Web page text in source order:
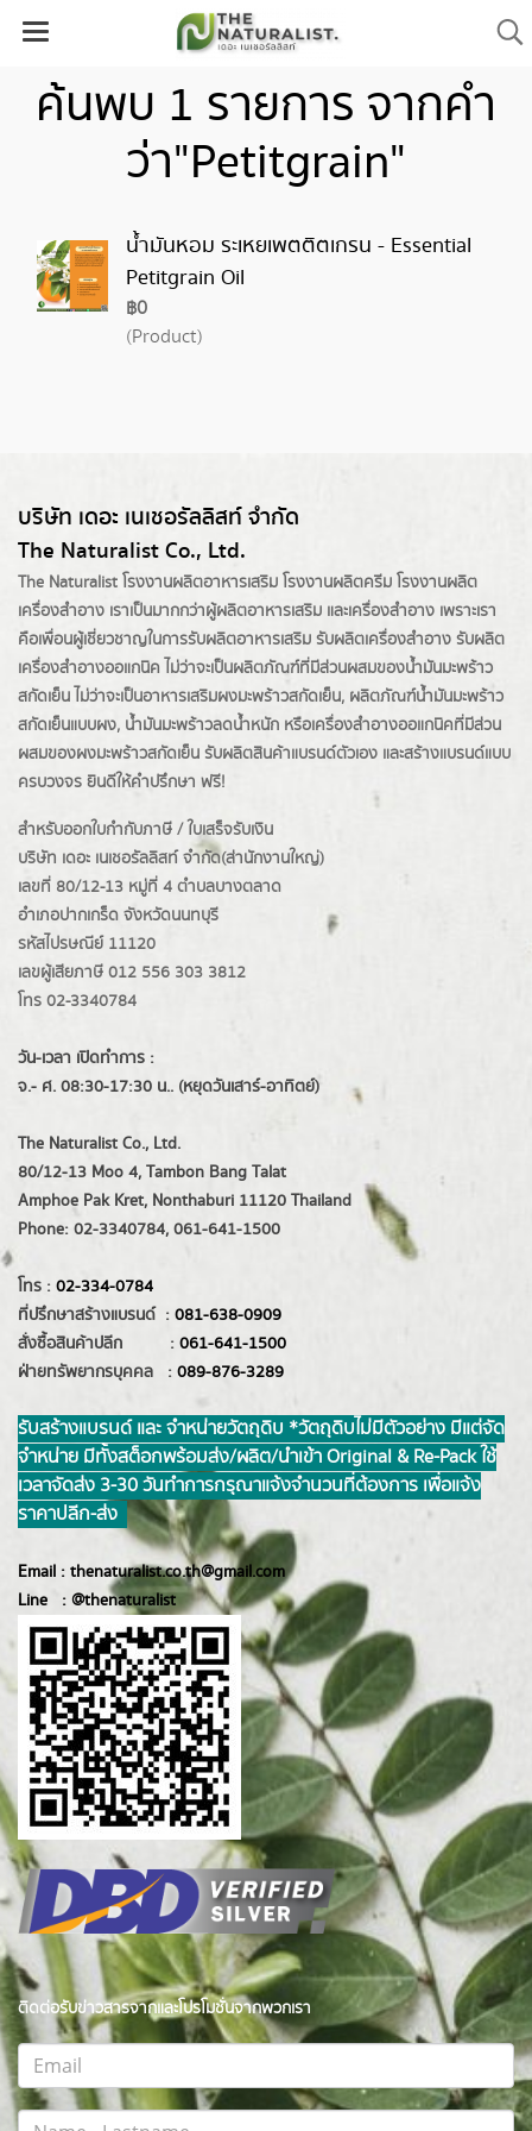
ค้นพบ 1 รายการ จากคำ
ว่า"Petitgrain"
น้ำมันหอม ระเหยเพตติตเกรน - Essential
Petitgrain Oil
฿0
(Product)
บริษัท เดอะ เนเชอรัลลิสท์ จำกัด
The Naturalist Co., Ltd.
The Naturalist โรงงานผลิตอาหารเสริม โรงงานผลิตครีม โรงงานผลิต
เครื่องสำอาง เราเป็นมากกว่าผู้ผลิตอาหารเสริม และเครื่องสำอาง เพราะเรา
คือเพื่อนผู้เชี่ยวชาญในการรับผลิตอาหารเสริม รับผลิตเครื่องสำอาง รับผลิต
เครื่องสำอางออแกนิค ไม่ว่าจะเป็นผลิตภัณฑ์ที่มีส่วนผสมของน้ำมันมะพร้าว
สกัดเย็น ไม่ว่าจะเป็นอาหารเสริมผงมะพร้าวสกัดเย็น, ผลิตภัณฑ์น้ำมันมะพร้าว
สกัดเย็นแบบผง, น้ำมันมะพร้าวลดน้ำหนัก หรือเครื่องสำอางออแกนิคที่มีส่วน
ผสมของผงมะพร้าวสกัดเย็น รับผลิตสินค้าแบรนด์ตัวเอง และสร้างแบรนด์แบบ
ครบวงจร ยินดีให้คำปรึกษา ฟรี!
สำหรับออกใบกำกับภาษี / ใบเสร็จรับเงิน
บริษัท เดอะ เนเชอรัลลิสท์ จำกัด(ส่านักงานใหญ่)
เลขที่ 80/12-13 หมู่ที่ 4 ตำบลบางตลาด
อำเภอปากเกร็ด จังหวัดนนทบุรี
รหัสไปรษณีย์ 11120
เลขผู้เสียภาษี 012 556 303 3812
โทร 02-3340784
วัน-เวลา เปิดทำการ :
จ.- ศ. 08:30-17:30 น.. (หยุดวันเสาร์-อาทิตย์)
The Naturalist Co., Ltd.
80/12-13 Moo 4, Tambon Bang Talat
Amphoe Pak Kret, Nonthaburi 11120 Thailand
Phone: 02-3340784, 061-641-1500
โทร : 02-334-0784
ที่ปรึกษาสร้างแบรนด์ : 081-638-0909
สั่งซื้อสินค้าปลีก : 061-641-1500
ฝ่ายทรัพยากรบุคคล : 089-876-3289
รับสร้างแบรนด์ และ จำหน่ายวัตถุดิบ *วัตถุดิบไม่มีตัวอย่าง มีแต่จัด
จำหน่าย มีทั้งสต็อกพร้อมส่ง/ผลิต/นำเข้า Original & Re-Pack ใช้
เวลาจัดส่ง 3-30 วันทำการ กรุณาแจ้งจำนวนที่ต้องการ เพื่อแจ้ง
ราคาปลีก-ส่ง
Email : thenaturalist.co.th@gmail.com
Line : @thenaturalist
ติดต่อรับข่าวสารจากและโปรโมชั่นจากพวกเรา